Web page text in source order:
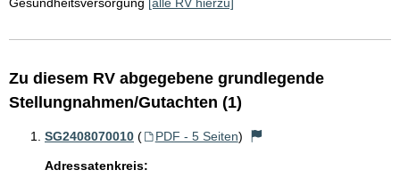
Zu diesem RV abgegebene grundlegende
Stellungnahmen/Gutachten (1)
SG2408070010 ( PDF - 5 Seiten)
Adressatenkreis: